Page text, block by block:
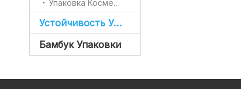
Упаковка Косметической
Устойчивость Упаковки
Бамбук Упаковки